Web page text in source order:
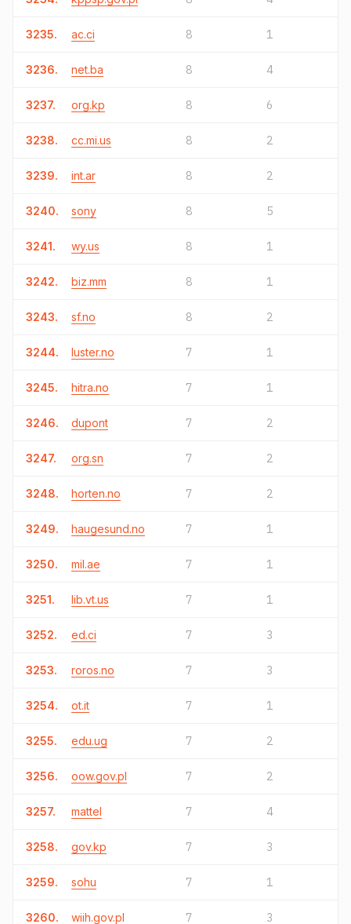
3235. ac.ci 8 1
3236. net.ba 8 4
3237. org.kp 8 6
3238. cc.mi.us 8 2
3239. int.ar 8 2
3240. sony 8 5
3241. wy.us 8 1
3242. biz.mm 8 1
3243. sf.no 8 2
3244. luster.no 7 1
3245. hitra.no 7 1
3246. dupont 7 2
3247. org.sn 7 2
3248. horten.no 7 2
3249. haugesund.no 7 1
3250. mil.ae 7 1
3251. lib.vt.us 7 1
3252. ed.ci 7 3
3253. roros.no 7 3
3254. ot.it 7 1
3255. edu.ug 7 2
3256. oow.gov.pl 7 2
3257. mattel 7 4
3258. gov.kp 7 3
3259. sohu 7 1
3260. wiih.gov.pl 7 3